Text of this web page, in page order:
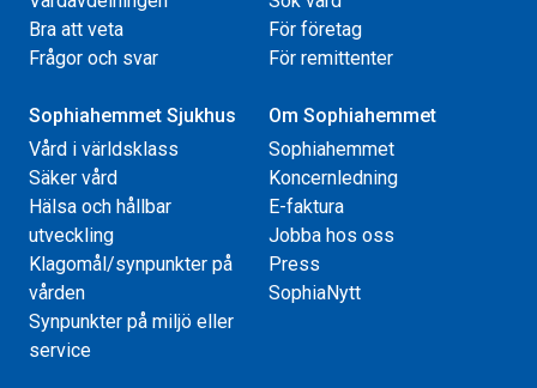
Bra att veta
Frågor och svar
För företag
För remittenter
Sophiahemmet Sjukhus
Vård i världsklass
Säker vård
Hälsa och hållbar
utveckling
Klagomål/synpunkter på
vården
Synpunkter på miljö eller
service
Om Sophiahemmet
Sophiahemmet
Koncernledning
E-faktura
Jobba hos oss
Press
SophiaNytt